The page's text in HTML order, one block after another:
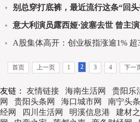
别总穿打底裤，最近流行这条“回
意大利演员露西娅·波塞去世 曾主
A股集体高开：创业板指涨逾1% 超
首页 上一页 1 2 3 4 下一
友链： 友情链接 海南生活网 贵阳乐
网
贵阳头条网 海口城市网 南宁头
经网
四川生活网 明溪信息港 建材